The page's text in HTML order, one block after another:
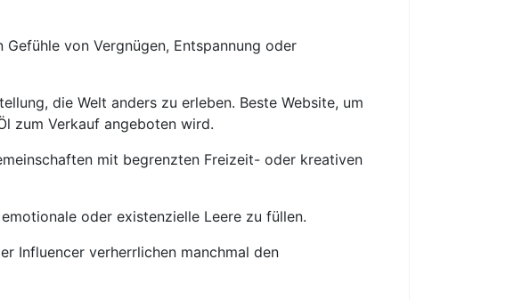
von Vergnügen, Entspannung oder
die Welt anders zu erleben. Beste Website, um
zum Verkauf angeboten wird.
mit begrenzten Freizeit- oder kreativen
oder existenzielle Leere zu füllen.
Influencer verherrlichen manchmal den